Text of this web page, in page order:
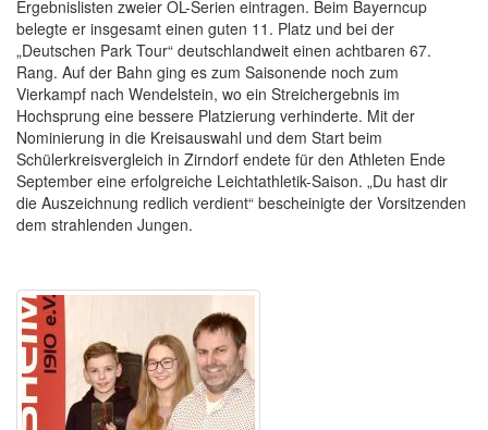
Ergebnislisten zweier OL-Serien eintragen. Beim Bayerncup
belegte er insgesamt einen guten 11. Platz und bei der
„Deutschen Park Tour“ deutschlandweit einen achtbaren 67.
Rang. Auf der Bahn ging es zum Saisonende noch zum
Vierkampf nach Wendelstein, wo ein Streichergebnis im
Hochsprung eine bessere Platzierung verhinderte. Mit der
Nominierung in die Kreisauswahl und dem Start beim
Schülerkreisvergleich in Zirndorf endete für den Athleten Ende
September eine erfolgreiche Leichtathletik-Saison. „Du hast dir
die Auszeichnung redlich verdient“ bescheinigte der Vorsitzenden
dem strahlenden Jungen.